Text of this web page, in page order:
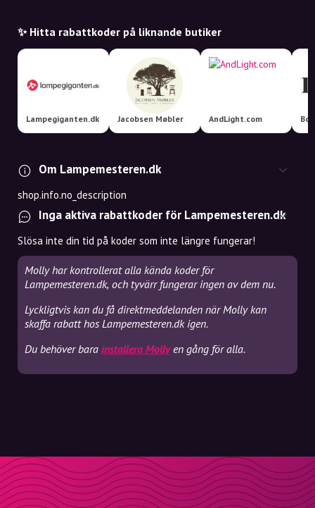
✨ Hitta rabattkoder på liknande butiker
Lampegiganten.dk Jacobsen Møbler AndLight.com
Om Lampemesteren.dk
shop.info.no_description
Inga aktiva rabattkoder för Lampemesteren.dk
Slösa inte din tid på koder som inte längre fungerar!
Molly har kontrollerat alla kända koder för
Lampemesteren.dk, och tyvärr fungerar ingen av dem nu.
Lyckligtvis kan du få direktmeddelanden när Molly kan
skaffa rabatt hos Lampemesteren.dk igen.
Du behöver bara installera Mollyen gång för alla.